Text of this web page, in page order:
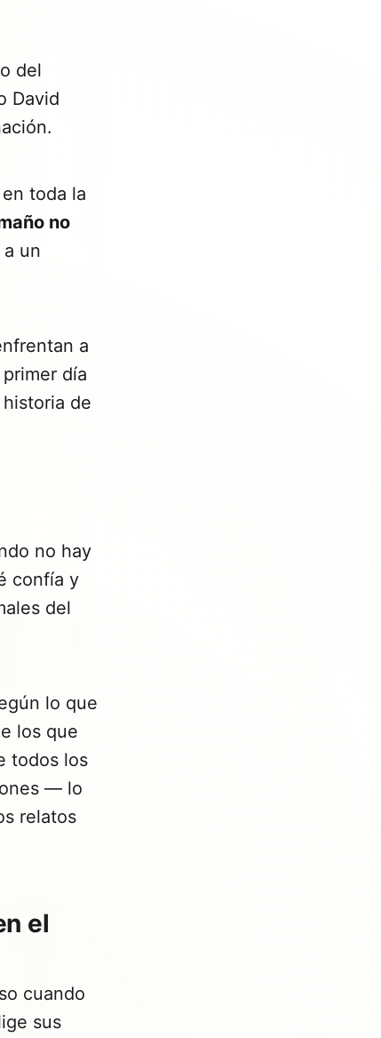
del
David
toda la
no
un
a
día
de
no hay
confía y
del
lo que
los que
todos los
— lo
relatos
el
cuando
sus